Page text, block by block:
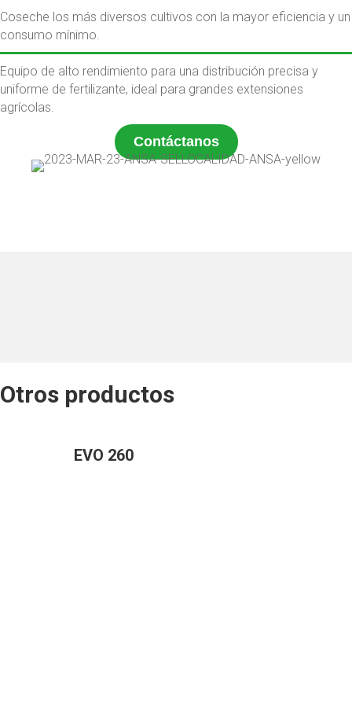
Coseche los más diversos cultivos con la mayor eficiencia y un
consumo mínimo.
Equipo de alto rendimiento para una distribución precisa y
uniforme de fertilizante, ideal para grandes extensiones
agrícolas.
Contáctanos
Otros productos
EVO 260